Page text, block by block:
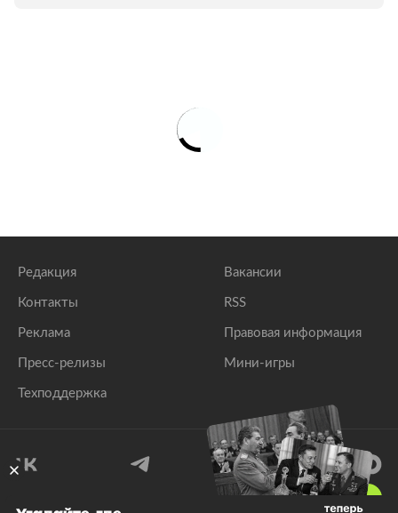
Редакция
Контакты
Реклама
Пресс-релизы
Техподдержка
Вакансии
RSS
Правовая информация
Мини-игры